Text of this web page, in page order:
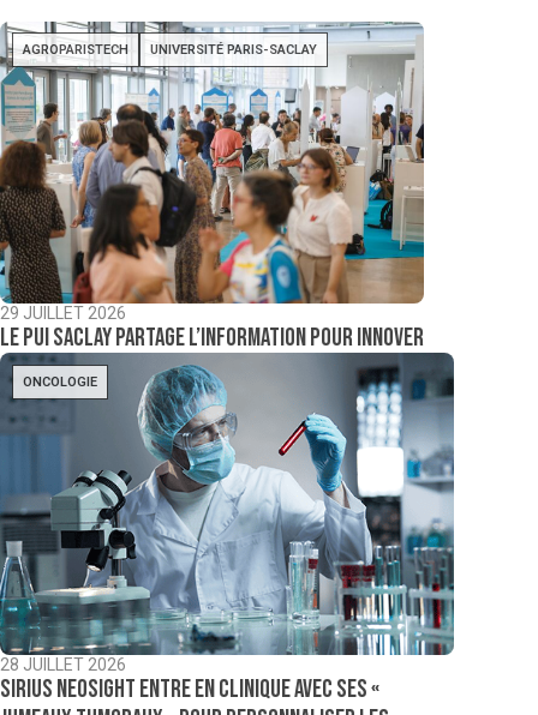
AGROPARISTECH UNIVERSITÉ PARIS-SACLAY
29 JUILLET 2026
Le PUI Saclay partage l’information pour innover
ONCOLOGIE
28 JUILLET 2026
Sirius NeoSight entre en clinique avec ses «